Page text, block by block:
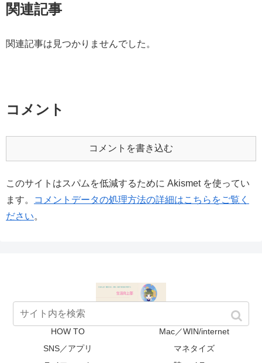
関連記事
関連記事は見つかりませんでした。
コメント
コメントを書き込む
このサイトはスパムを低減するために Akismet を使ってい
ます。
コメントデータの処理方法の詳細はこちらをご覧く
ださい。
HOW TO
Mac／WIN/internet
SNS／アプリ
マネタイズ